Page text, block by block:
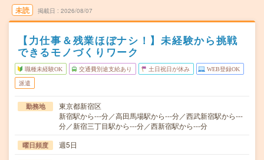
未読 掲載日 2026/08/07
【力仕事＆残業ほぼナシ！】未経験から挑戦
できるモノづくりワーク
職種未経験OK 交通費別途支給あり 土日祝日が休み WEB登録OK
派遣
勤務地
東京都新宿区
新宿駅から---分／高田馬場駅から---分／西武新宿駅から---
分／新宿三丁目駅から---分／西新宿駅から---分
曜日頻度 週5日